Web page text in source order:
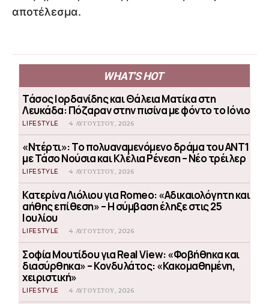
αποτέλεσμα.
WHAT'S HOT
Τάσος Ιορδανίδης και Θάλεια Ματίκα στη
Λευκάδα: Πόζαραν στην πισίνα με φόντο το Ιόνιο
LIFESTYLE 4 ΑΥΓΟΎΣΤΟΥ, 2026
«Ντέρτι»: Το πολυαναμενόμενο δράμα του ΑΝΤ1
με Τάσο Νούσια και Κλέλια Ρένεση – Νέο τρέιλερ
LIFESTYLE 4 ΑΥΓΟΎΣΤΟΥ, 2026
Κατερίνα Λιόλιου για Romeo: «Αδικαιολόγητη και
αήθης επίθεση» – Η σύμβαση έληξε στις 25
Ιουλίου
LIFESTYLE 4 ΑΥΓΟΎΣΤΟΥ, 2026
Σοφία Μουτίδου για Real View: «Φοβήθηκα και
διασύρθηκα» – Κονδυλάτος: «Κακομαθημένη,
χειριστική»
LIFESTYLE 4 ΑΥΓΟΎΣΤΟΥ, 2026